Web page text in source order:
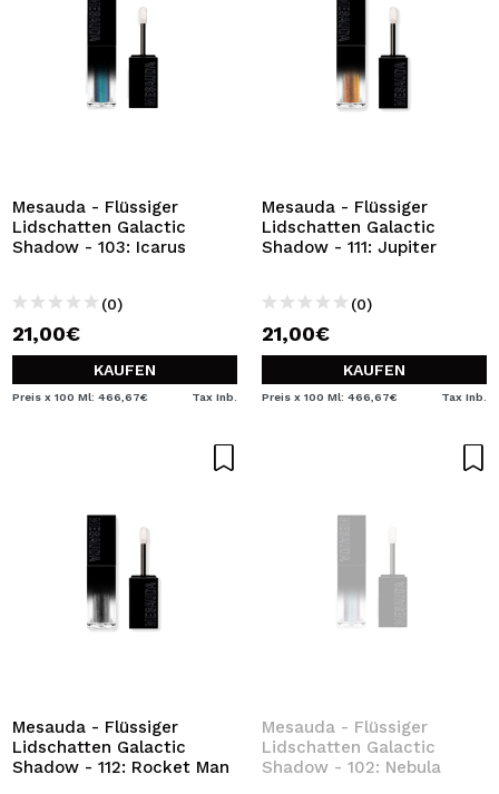
Mesauda - Flüssiger
Lidschatten Galactic
Shadow - 103: Icarus
(0)
21,00€
KAUFEN
Preis x 100 Ml: 466,67€ Tax Inb.
Mesauda - Flüssiger
Lidschatten Galactic
Shadow - 111: Jupiter
(0)
21,00€
KAUFEN
Preis x 100 Ml: 466,67€ Tax Inb.
Mesauda - Flüssiger
Lidschatten Galactic
Shadow - 112: Rocket Man
Mesauda - Flüssiger
Lidschatten Galactic
Shadow - 102: Nebula